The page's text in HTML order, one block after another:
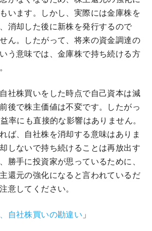
います。しかし、実際には金庫株を
消却した後に新株を発行するので
ん。したがって、将来の資金調達の
う意味では、金庫株で持ち続ける方
社株買いをした時点で自己資本は減
後で株主価値は不変です。したがっ
率にも直接的な影響はありません。
ば、自社株を消却する意味はありま
しないで持ち続けることは再放出す
勝手に投資家が思っているために、
還元の強化になると言われているだ
意してください。
自社株買いの勘違い 」